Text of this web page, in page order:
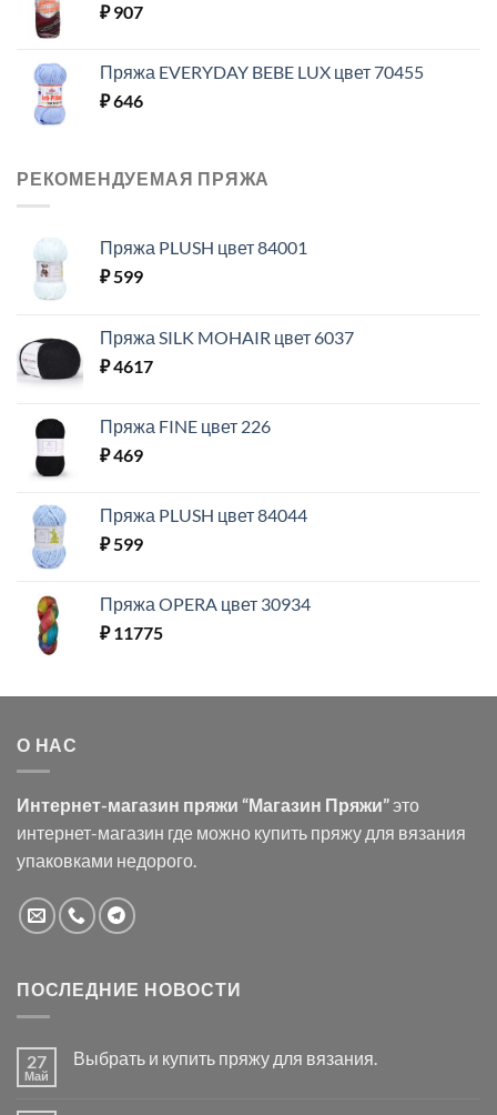
₽907
Пряжа EVERYDAY BEBE LUX цвет 70455
₽646
РЕКОМЕНДУЕМАЯ ПРЯЖА
Пряжа PLUSH цвет 84001
₽599
Пряжа SILK MOHAIR цвет 6037
₽4617
Пряжа FINE цвет 226
₽469
Пряжа PLUSH цвет 84044
₽599
Пряжа OPERA цвет 30934
₽11775
О НАС
Интернет-магазин пряжи “Магазин Пряжи”это
интернет-магазин где можно купить пряжу для вязания
упаковками недорого.
ПОСЛЕДНИЕ НОВОСТИ
27
Май
Выбрать и купить пряжу для вязания.